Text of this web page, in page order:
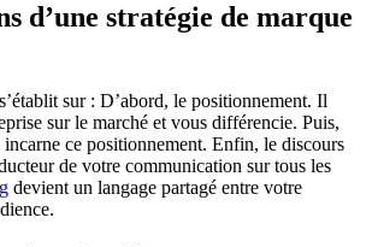
d’une stratégie de marque
sur : D’abord, le positionnement. Il
sur le marché et vous différencie. Puis,
ce positionnement. Enfin, le discours
de votre communication sur tous les
devient un langage partagé entre votre